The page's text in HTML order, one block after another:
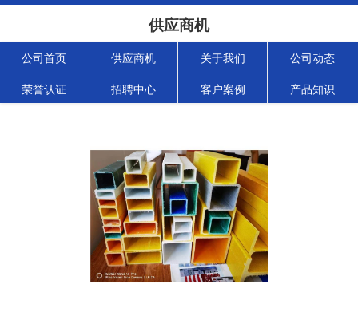
供应商机
公司首页 供应商机 关于我们 公司动态
荣誉认证 招聘中心 客户案例 产品知识